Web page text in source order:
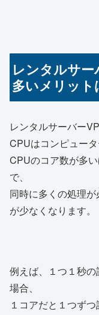
レンタルサ
多いメリット
レンタルサーバー
CPUはコンピュー
CPUのコア数が多
で、
同時に多くの処理
が少なくなります。
例えば、１つ１秒
場合、
１コアだと１つず